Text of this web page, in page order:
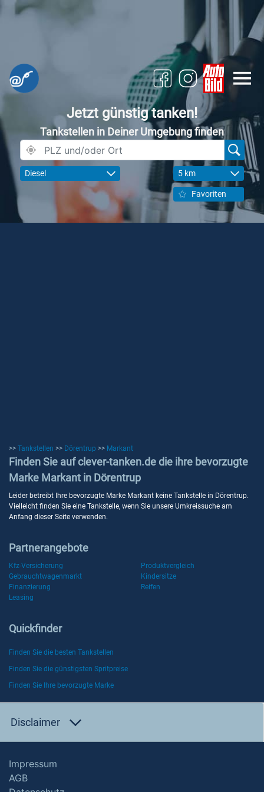
Jetzt günstig tanken!
Tankstellen in Deiner Umgebung finden
Diesel 5 km
Favoriten
>> Tankstellen >> Dörentrup >> Markant
Finden Sie auf clever-tanken.de die ihre bevorzugte
Marke Markant in Dörentrup
Leider betreibt Ihre bevorzugte Marke Markant keine Tankstelle in Dörentrup.
Vielleicht finden Sie eine Tankstelle, wenn Sie unsere Umkreissuche am
Anfang dieser Seite verwenden.
Partnerangebote
Kfz-Versicherung
Produktvergleich
Gebrauchtwagenmarkt
Kindersitze
Finanzierung
Reifen
Leasing
Quickfinder
Finden Sie die besten Tankstellen
Finden Sie die günstigsten Spritpreise
Finden Sie Ihre bevorzugte Marke
Disclaimer
Impressum
AGB